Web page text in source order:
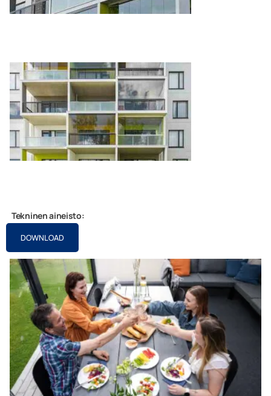
Tekninen aineisto:
DOWNLOAD